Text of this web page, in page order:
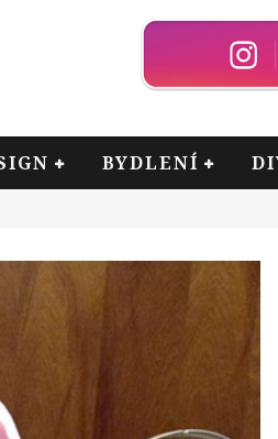
BYDLENÍ